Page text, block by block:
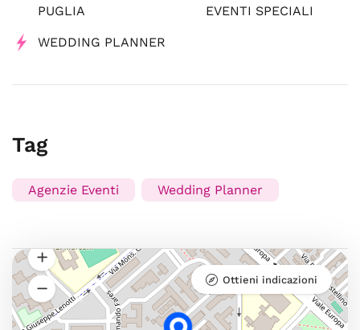
PUGLIA
EVENTI SPECIALI
WEDDING PLANNER
Tag
Agenzie Eventi Wedding Planner
Ottieni indicazioni